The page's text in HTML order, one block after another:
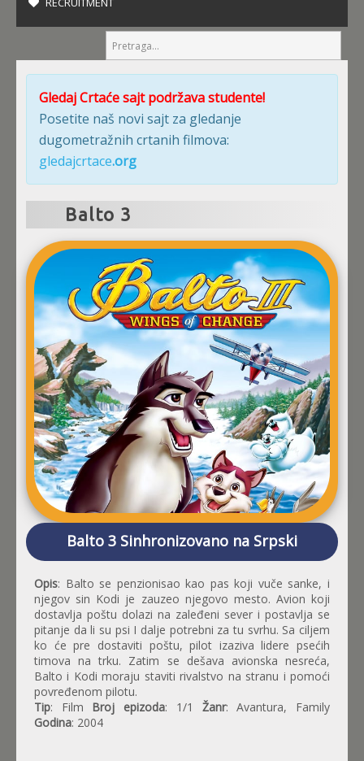
Gledaj Crtaće sajt podržava studente!
Posetite naš novi sajt za gledanje
dugometražnih crtanih filmova:
gledajcrtace.org
Balto 3
Balto 3 Sinhronizovano na Srpski
Opis: Balto se penzionisao kao pas koji vuče sanke, i
njegov sin Kodi je zauzeo njegovo mesto. Avion koji
dostavlja poštu dolazi na zaleđeni sever i postavlja se
pitanje da li su psi I dalje potrebni za tu svrhu. Sa ciljem
ko će pre dostaviti poštu, pilot izaziva lidere psećih
timova na trku. Zatim se dešava avionska nesreća,
Balto i Kodi moraju staviti rivalstvo na stranu i pomoći
povređenom pilotu.
Tip: Film Broj epizoda: 1/1 Žanr: Avantura, Family
Godina: 2004